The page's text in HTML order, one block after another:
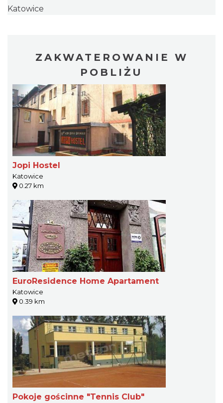
Katowice
ZAKWATEROWANIE W
POBLIŻU
Jopi Hostel
Katowice
0.27 km
EuroResidence Home Apartament
Katowice
0.39 km
Pokoje gościnne "Tennis Club"